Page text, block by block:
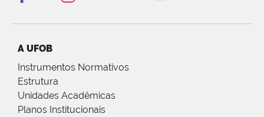
A UFOB
Instrumentos Normativos
Estrutura
Unidades Acadêmicas
Planos Institucionais